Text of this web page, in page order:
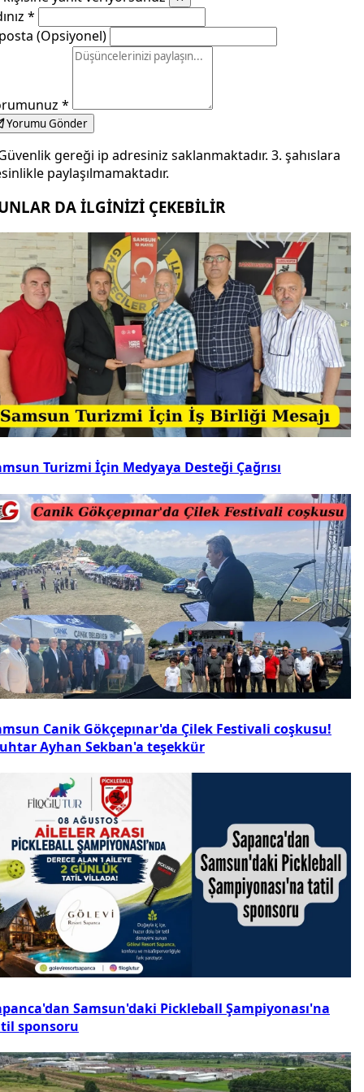
*
(Opsiyonel)
*
Yorumu Gönder
gereği ip adresiniz saklanmaktadır. 3. şahıslara
paylaşılmamaktadır.
DA İLGİNİZİ ÇEKEBİLİR
Turizmi İçin Medyaya Desteği Çağrısı
Canik Gökçepınar'da Çilek Festivali coşkusu!
Ayhan Sekban'a teşekkür
Samsun'daki Pickleball Şampiyonası'na
sponsoru